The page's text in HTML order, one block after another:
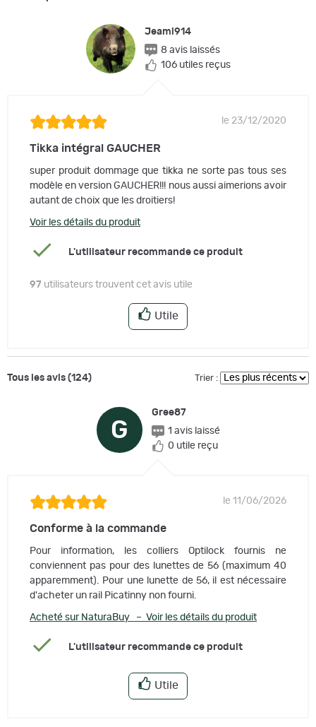
Jeami914
8 avis laissés
106 utiles reçus
le 23/12/2020
Tikka intégral GAUCHER
super produit dommage que tikka ne sorte pas tous ses
modèle en version GAUCHER!!! nous aussi aimerions avoir
autant de choix que les droitiers!
Voir les détails du produit
L'utilisateur recommande ce produit
97 utilisateurs trouvent cet avis utile
Utile
Tous les avis (124) Trier :
G
Gree87
1 avis laissé
0 utile reçu
le 11/06/2026
Conforme à la commande
Pour information, les colliers Optilock fournis ne
conviennent pas pour des lunettes de 56 (maximum 40
apparemment). Pour une lunette de 56, il est nécessaire
d'acheter un rail Picatinny non fourni.
Acheté sur NaturaBuy – Voir les détails du produit
L'utilisateur recommande ce produit
Utile